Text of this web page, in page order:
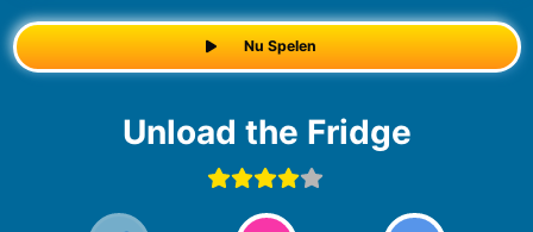
Nu Spelen
Unload the Fridge